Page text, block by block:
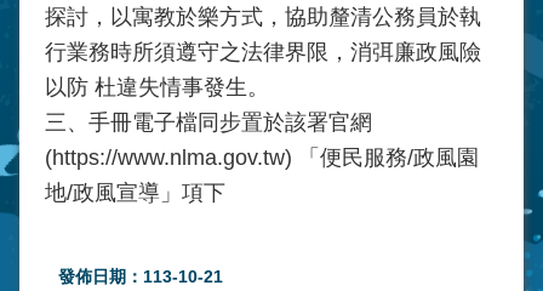
探討，以寓教於樂方式，協助釐清公務員於執
行業務時所須遵守之法律界限，消弭廉政風險
以防 杜違失情事發生。
三、手冊電子檔同步置於該署官網
(https://www.nlma.gov.tw) 「便民服務/政風園
地/政風宣導」項下
發佈日期：113-10-21